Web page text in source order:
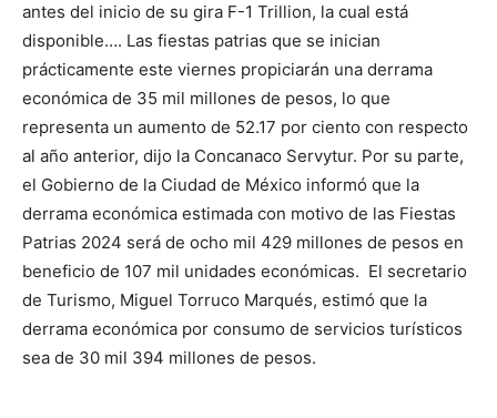
antes del inicio de su gira F-1 Trillion, la cual está
disponible…. Las fiestas patrias que se inician
prácticamente este viernes propiciarán una derrama
económica de 35 mil millones de pesos, lo que
representa un aumento de 52.17 por ciento con respecto
al año anterior, dijo la Concanaco Servytur. Por su parte,
el Gobierno de la Ciudad de México informó que la
derrama económica estimada con motivo de las Fiestas
Patrias 2024 será de ocho mil 429 millones de pesos en
beneficio de 107 mil unidades económicas. El secretario
de Turismo, Miguel Torruco Marqués, estimó que la
derrama económica por consumo de servicios turísticos
sea de 30 mil 394 millones de pesos.